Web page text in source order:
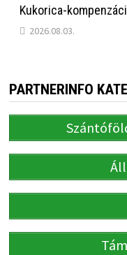
Kukorica-
2026.08.03.
PARTNERINFO